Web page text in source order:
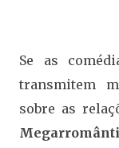
Se as
transmitem
sobre as